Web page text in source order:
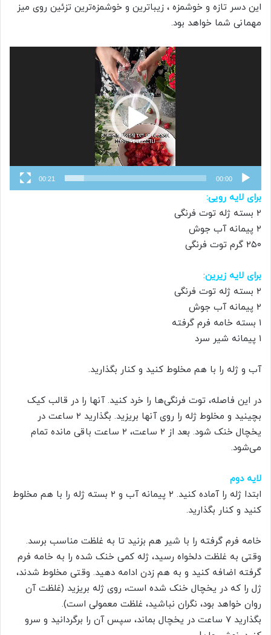
این دسر تازه و خوشمزه ، زیباترین و خوشمزه‌ترین تزئین روی میز
مهمانی شما خواهد بود.
00:00
00:21
برای لایه رویی:
۲ بسته ژله توت فرنگی
۲ پیمانه آب جوش
۲۵۰ گرم توت فرنگی
برای لایه زیرین:
۲ بسته ژله توت فرنگی
۲ پیمانه آب جوش
۱ بسته خامه فرم گرفته
۱ پیمانه شیر سرد
آب و ژله را با هم مخلوط کنید و کنار بگذارید.
در این فاصله، توت فرنگی‌ها را خرد کنید. آنها را در قالب کیک
بچینید و مخلوط ژله را روی آنها بریزید. بگذارید ۲ ساعت در
یخچال خنک شود. بعد از ۲ ساعت، ۲ ساعت باقی مانده تمام
می‌شود.
لایه دوم
ابتدا ژله را آماده کنید. ۲ پیمانه آب و ۲ بسته ژله را با هم مخلوط
کنید و کنار بگذارید.
خامه فرم گرفته را با شیر هم بزنید تا به غلظت مناسب برسد.
وقتی به غلظت دلخواه رسید، ژله کمی خنک شده را به خامه فرم
گرفته اضافه کنید و به هم زدن ادامه دهید. وقتی مخلوط شدند،
ژل را که در یخچال خنک شده است، روی ژله بریزید (غلظت آن
روان خواهد بود، نگران نباشید، غلظت معمولی است).
بگذارید ۷ ساعت در یخچال بماند، سپس آن را برگردانید و سرو